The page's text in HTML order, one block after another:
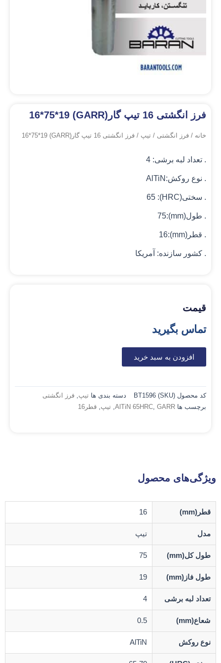
فرز انگشتی 16 تیپ گار(GARR) 16*75*19
خانه / فرز انگشتی / تیپ / فرز انگشتی 16 تیپ گار(GARR) 16*75*19
. تعداد لبه برشی: 4
. نوع روکش:AlTiN
. سختی(HRC): 65
. طول(mm):75
. قطر(mm):16
. کشور سازنده: آمریکا
قیمت
تماس بگیرید
افزودن به سبد خرید
کد محصول (SKU) BT1596 دسته بندی ها تیپ, فرز انگشتی
برچسب ها
AlTiN 65HRC, GARR
, تیپ, قطر16
ویژگی‌های محصول
قطر(mm) 16
مدل تیپ
طول کل(mm) 75
طول فاز(mm) 19
تعداد لبه برشی 4
شعاع(mm) 0.5
نوع روکش AlTiN